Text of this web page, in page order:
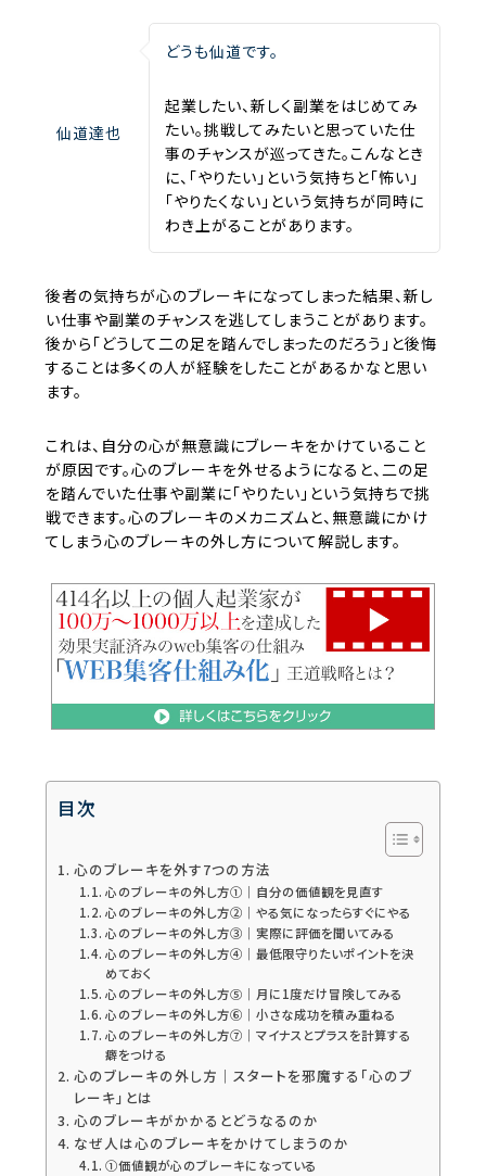
仙道達也
どうも仙道です。
起業したい、新しく副業をはじめてみ
たい。挑戦してみたいと思っていた仕
事のチャンスが巡ってきた。こんなとき
に、「やりたい」という気持ちと「怖い」
「やりたくない」という気持ちが同時に
わき上がることがあります。
後者の気持ちが心のブレーキになってしまった結果、新し
い仕事や副業のチャンスを逃してしまうことがあります。
後から「どうして二の足を踏んでしまったのだろう」と後悔
することは多くの人が経験をしたことがあるかなと思い
ます。
これは、自分の心が無意識にブレーキをかけていること
が原因です。心のブレーキを外せるようになると、二の足
を踏んでいた仕事や副業に「やりたい」という気持ちで挑
戦できます。心のブレーキのメカニズムと、無意識にかけ
てしまう心のブレーキの外し方について解説します。
目次
心のブレーキを外す7つの方法
心のブレーキの外し方①｜自分の価値観を見直す
心のブレーキの外し方②｜やる気になったらすぐにやる
心のブレーキの外し方③｜実際に評価を聞いてみる
心のブレーキの外し方④｜最低限守りたいポイントを決
めておく
心のブレーキの外し方⑤｜月に1度だけ冒険してみる
心のブレーキの外し方⑥｜小さな成功を積み重ねる
心のブレーキの外し方⑦｜マイナスとプラスを計算する
癖をつける
心のブレーキの外し方｜スタートを邪魔する「心のブ
レーキ」とは
心のブレーキがかかるとどうなるのか
なぜ人は心のブレーキをかけてしまうのか
①価値観が心のブレーキになっている